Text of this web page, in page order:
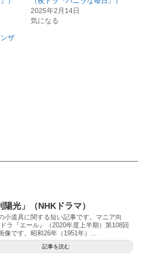
2025年2月14日
気になる
ザ
陽光」（NHKドラマ）
小道具に関する短い記事です。マニア向
ラ『エール』（2020年度上半期）第108回
像です。昭和26年（1951年）...
記事を読む